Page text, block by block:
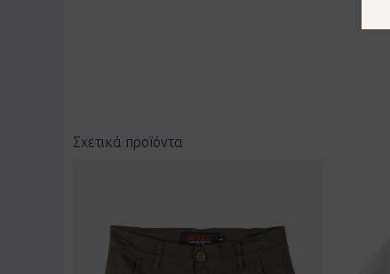
Σχετικά προϊόντα